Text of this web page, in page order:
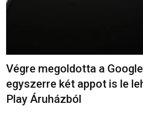
Végre megoldotta a
egyszerre két appot is le
Play Áruházból